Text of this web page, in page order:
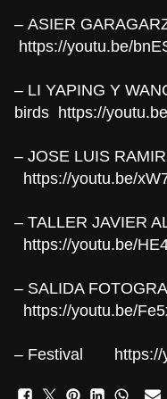
– ASIER
https://youtu.be/
– LI YAPING Y
birds https://
– JOSE LUIS
https://youtu.be/
– TALLER JAVIER
https://youtu.be/
– SALIDA
https://youtu.be/
– Festival